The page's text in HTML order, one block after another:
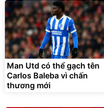
Man Utd có thể gạch tên
Carlos Baleba vì chấn
thương mới